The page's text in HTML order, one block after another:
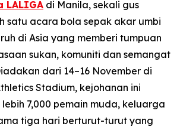
LALIGA di Manila, sekali gus
satu acara bola sepak akar umbi
di Asia yang memberi tumpuan
sukan, komuniti dan semangat
dari 14–16 November di
Stadium, kejohanan ini
7,000 pemain muda, keluarga
tiga hari berturut-turut yang